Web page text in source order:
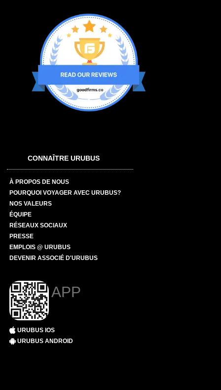
CONNAÎTRE URUBUS
À PROPOS DE NOUS
POURQUOI VOYAGER AVEC URUBUS?
NOS VALEURS
ÉQUIPE
RÉSEAUX SOCIAUX
PRESSE
EMPLOIS @ URUBUS
DEVENIR ASSOCIÉ D'URUBUS
APP
URUBUS IOS
URUBUS ANDROID